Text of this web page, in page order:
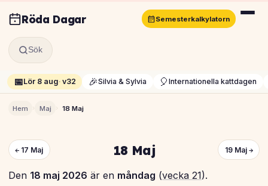
Röda Dagar Semesterkalkylatorn
Sök
📅Lör 8 aug· v32 🎉Silvia & Sylvia 🎈Internationella kattdagen
Hem Maj 18 Maj
← 17 Maj 18 Maj 19 Maj →
Den 18 maj 2026 är en måndag (vecka 21).